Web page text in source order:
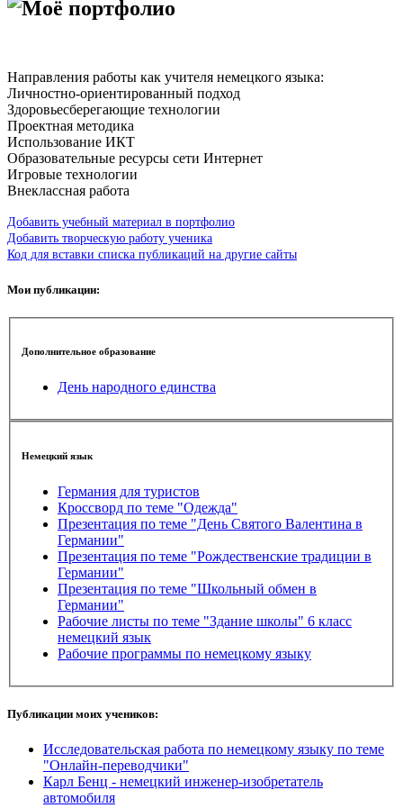
Моё портфолио
Направления работы как учителя немецкого языка:
Личностно-ориентированный подход
Здоровьесберегающие технологии
Проектная методика
Использование ИКТ
Образовательные ресурсы сети Интернет
Игровые технологии
Внеклассная работа
Добавить учебный материал в портфолио
Добавить творческую работу ученика
Код для вставки списка публикаций на другие сайты
Мои публикации:
Дополнительное образование
День народного единства
Немецкий язык
Германия для туристов
Кроссворд по теме "Одежда"
Презентация по теме "День Святого Валентина в
Германии"
Презентация по теме "Рождественские традиции в
Германии"
Презентация по теме "Школьный обмен в
Германии"
Рабочие листы по теме "Здание школы" 6 класс
немецкий язык
Рабочие программы по немецкому языку
Публикации моих учеников:
Исследовательская работа по немецкому языку по теме
"Онлайн-переводчики"
Карл Бенц - немецкий инженер-изобретатель
автомобиля